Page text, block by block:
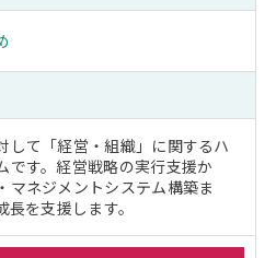
して「経営・組織」に関するハ
です。経営戦略の実行支援か
マネジメントシステム構築ま
を支援します。